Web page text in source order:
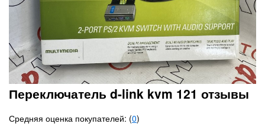
Переключатель d-link kvm 121 отзывы
Средняя оценка покупателей: (0)